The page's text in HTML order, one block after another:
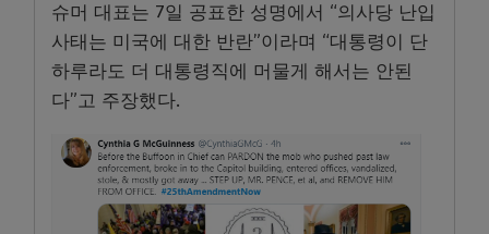
슈머 대표는 7일 공표한 성명에서 “의사당 난입
사태는 미국에 대한 반란”이라며 “대통령이 단
하루라도 더 대통령직에 머물게 해서는 안된
다”고 주장했다.